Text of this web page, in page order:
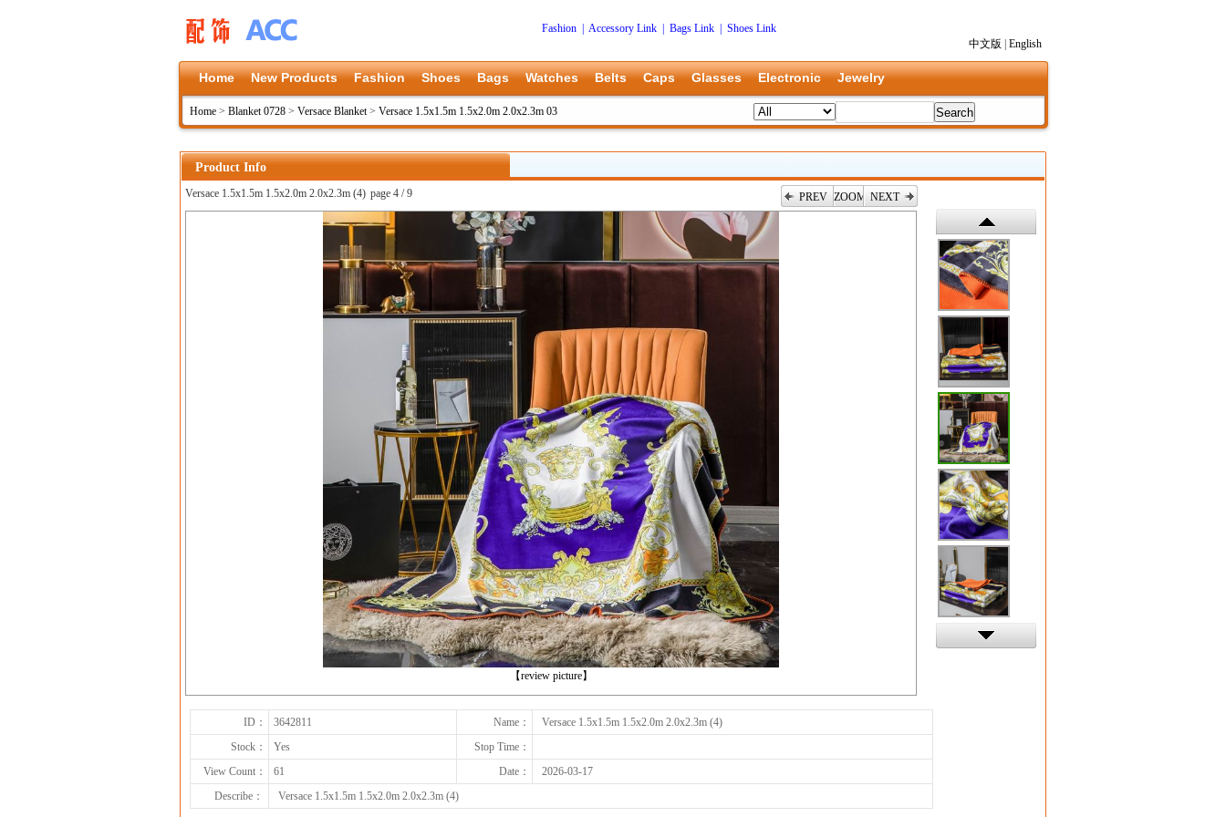
Fashion Accessory Link Bags Link
Shoes Link
中文版
English
Home New Products Fashion Shoes Bags Watches Belts Caps Glasses Electronic Jewelry
Home > Blanket 0728 > Versace Blanket> Versace 1.5x1.5m 1.5x2.0m 2.0x2.3m 03
Product Info
Versace 1.5x1.5m 1.5x2.0m 2.0x2.3m (4) page 4 / 9 PREV ZOOM NEXT
【review picture】
上一张
下一张
ID： 3642811 Name：
Versace 1.5x1.5m 1.5x2.0m 2.0x2.3m (4)
Stock：
Yes
Stop Time：
View Count：
61 Date：
2026-03-17
Describe：
Versace 1.5x1.5m 1.5x2.0m 2.0x2.3m (4)